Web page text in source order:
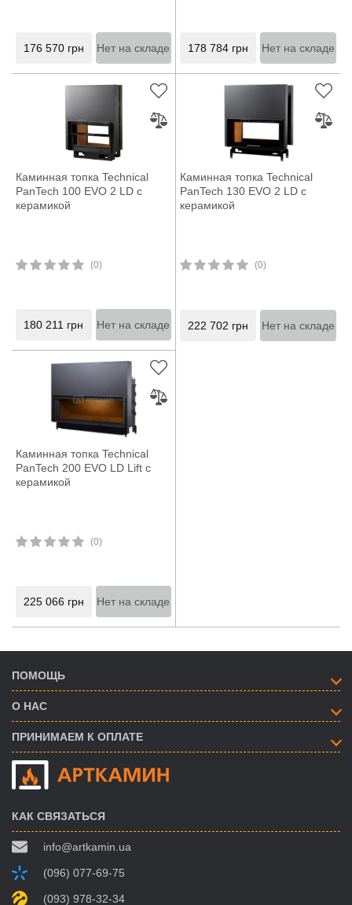
176 570 грн Нет на складе 178 784 грн Нет на складе
Каминная топка Technical
PanTech 100 EVO 2 LD с
керамикой
(0)
180 211 грн Нет на складе
Каминная топка Technical
PanTech 130 EVO 2 LD с
керамикой
(0)
222 702 грн Нет на складе
Каминная топка Technical
PanTech 200 EVO LD Lift с
керамикой
(0)
225 066 грн Нет на складе
ПОМОЩЬ
О НАС
ПРИНИМАЕМ К ОПЛАТЕ
КАК СВЯЗАТЬСЯ
info@artkamin.ua
(096) 077-69-75
(093) 978-32-34